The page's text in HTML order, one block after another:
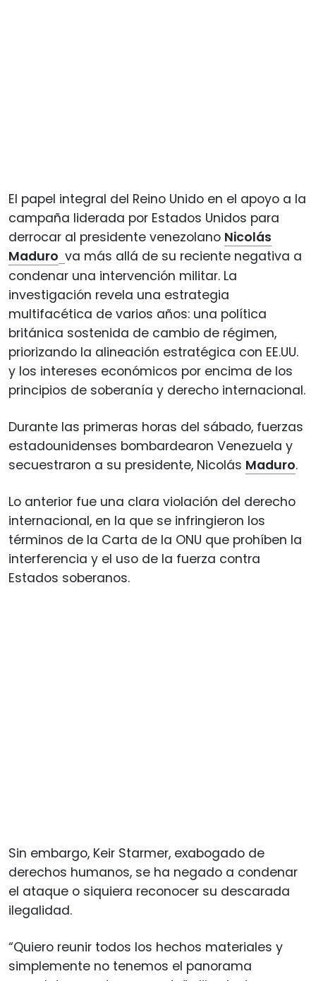
El papel integral del Reino Unido en el apoyo a la
campaña liderada por Estados Unidos para
derrocar al presidente venezolano Nicolás
Maduro va más allá de su reciente negativa a
condenar una intervención militar. La
investigación revela una estrategia
multifacética de varios años: una política
británica sostenida de cambio de régimen,
priorizando la alineación estratégica con EE.UU.
y los intereses económicos por encima de los
principios de soberanía y derecho internacional.
Durante las primeras horas del sábado, fuerzas
estadounidenses bombardearon Venezuela y
secuestraron a su presidente, Nicolás Maduro.
Lo anterior fue una clara violación del derecho
internacional, en la que se infringieron los
términos de la Carta de la ONU que prohíben la
interferencia y el uso de la fuerza contra
Estados soberanos.
Sin embargo, Keir Starmer, exabogado de
derechos humanos, se ha negado a condenar
el ataque o siquiera reconocer su descarada
ilegalidad.
“Quiero reunir todos los hechos materiales y
simplemente no tenemos el panorama